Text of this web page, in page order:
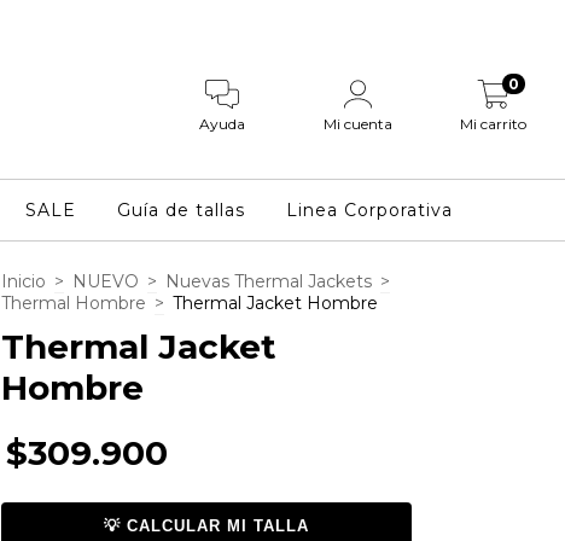
Ayuda Mi cuenta Mi carrito
0
SALE Guía de tallas Linea Corporativa
Inicio > NUEVO > Nuevas Thermal Jackets >
Thermal Hombre > Thermal Jacket Hombre
Thermal Jacket
Hombre
$309.900
💡 CALCULAR MI TALLA